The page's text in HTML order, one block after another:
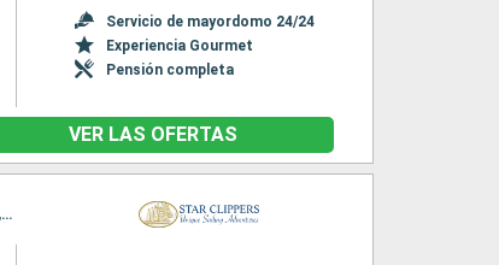
Servicio de mayordomo 24/24
Experiencia Gourmet
Pensión completa
VER LAS OFERTAS
Itinerario : Venecia, Mali Losinj, Sibenik, Hvar, Kotor, Saranda, Siracusa ( Sicilia), Stromboli, Lipari, Sorrento, Ponza, Palmarola, Civitavecchia - Roma